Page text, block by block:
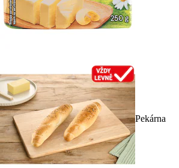
Pekárna